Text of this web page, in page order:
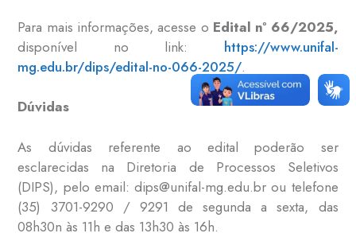
Para mais informações, acesse o Edital nº 66/2025,
disponível no link: https://www.unifal-
mg.edu.br/dips/edital-no-066-2025/.
Dúvidas
As dúvidas referente ao edital poderão ser
esclarecidas na Diretoria de Processos Seletivos
(DIPS), pelo email: dips@unifal-mg.edu.br ou telefone
(35) 3701-9290 / 9291 de segunda a sexta, das
08h30n às 11h e das 13h30 às 16h.